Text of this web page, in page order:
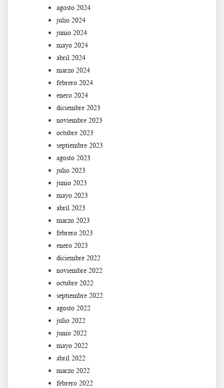
agosto 2024
julio 2024
junio 2024
mayo 2024
abril 2024
marzo 2024
febrero 2024
enero 2024
diciembre 2023
noviembre 2023
octubre 2023
septiembre 2023
agosto 2023
julio 2023
junio 2023
mayo 2023
abril 2023
marzo 2023
febrero 2023
enero 2023
diciembre 2022
noviembre 2022
octubre 2022
septiembre 2022
agosto 2022
julio 2022
junio 2022
mayo 2022
abril 2022
marzo 2022
febrero 2022